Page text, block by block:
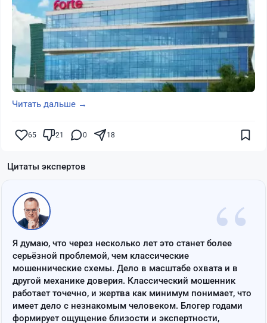
Читать дальше →
65 21 0 18
Цитаты экспертов
“
Я думаю, что через несколько лет это станет более
серьёзной проблемой, чем классические
мошеннические схемы. Дело в масштабе охвата и в
другой механике доверия. Классический мошенник
работает точечно, и жертва как минимум понимает, что
имеет дело с незнакомым человеком. Блогер годами
формирует ощущение близости и экспертности,